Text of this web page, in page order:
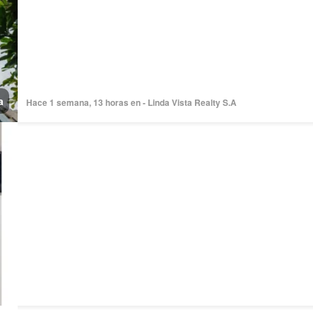
Hace 1 semana, 13 horas en - Linda Vista Realty S.A